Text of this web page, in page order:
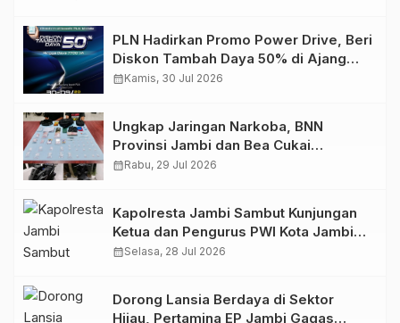
PLN Hadirkan Promo Power Drive, Beri
Diskon Tambah Daya 50% di Ajang
GIIAS 2026
calendar_monthKamis, 30 Jul 2026
Ungkap Jaringan Narkoba, BNN
Provinsi Jambi dan Bea Cukai
Amankan Sembilan Pelaku beserta
calendar_monthRabu, 29 Jul 2026
Kapolresta Jambi Sambut Kunjungan
Ketua dan Pengurus PWI Kota Jambi
Perkuat Sinergi dan Kolaborasi
calendar_monthSelasa, 28 Jul 2026
Dorong Lansia Berdaya di Sektor
Hijau, Pertamina EP Jambi Gagas